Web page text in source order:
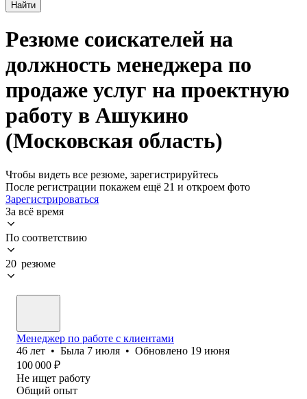
Найти
Резюме соискателей на
должность менеджера по
продаже услуг на проектную
работу в Ашукино
(Московская область)
Чтобы видеть все резюме, зарегистрируйтесь
После регистрации покажем ещё 21 и откроем фото
Зарегистрироваться
За всё время
По соответствию
20 резюме
Менеджер по работе с клиентами
46 лет • Была 7 июля • Обновлено 19 июня
100 000 ₽
Не ищет работу
Общий опыт